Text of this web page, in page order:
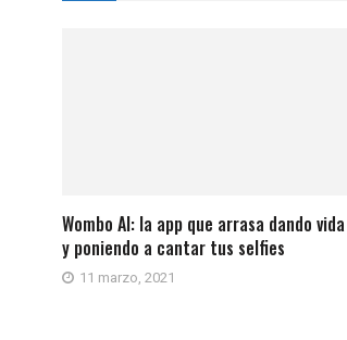
Wombo AI: la app que arrasa dando vida
y poniendo a cantar tus selfies
11 marzo, 2021